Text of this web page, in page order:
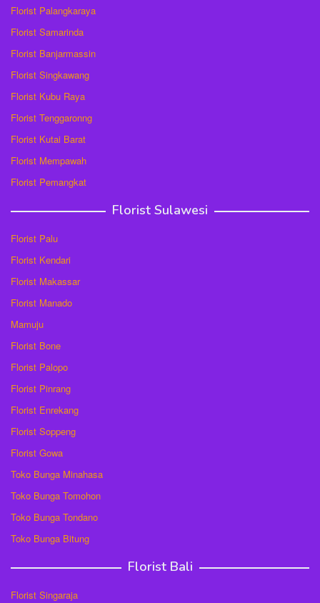
Florist Palangkaraya
Florist Samarinda
Florist Banjarmassin
Florist Singkawang
Florist Kubu Raya
Florist Tenggaronng
Florist Kutai Barat
Florist Mempawah
Florist Pemangkat
Florist Sulawesi
Florist Palu
Florist Kendari
Florist Makassar
Florist Manado
Mamuju
Florist Bone
Florist Palopo
Florist Pinrang
Florist Enrekang
Florist Soppeng
Florist Gowa
Toko Bunga Minahasa
Toko Bunga Tomohon
Toko Bunga Tondano
Toko Bunga Bitung
Florist Bali
Florist Singaraja